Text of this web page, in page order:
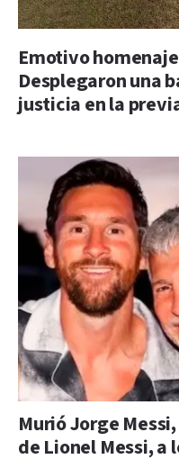
Emotivo
Desplegaron una
justicia en la
Murió Jorge
de Lionel Messi, a